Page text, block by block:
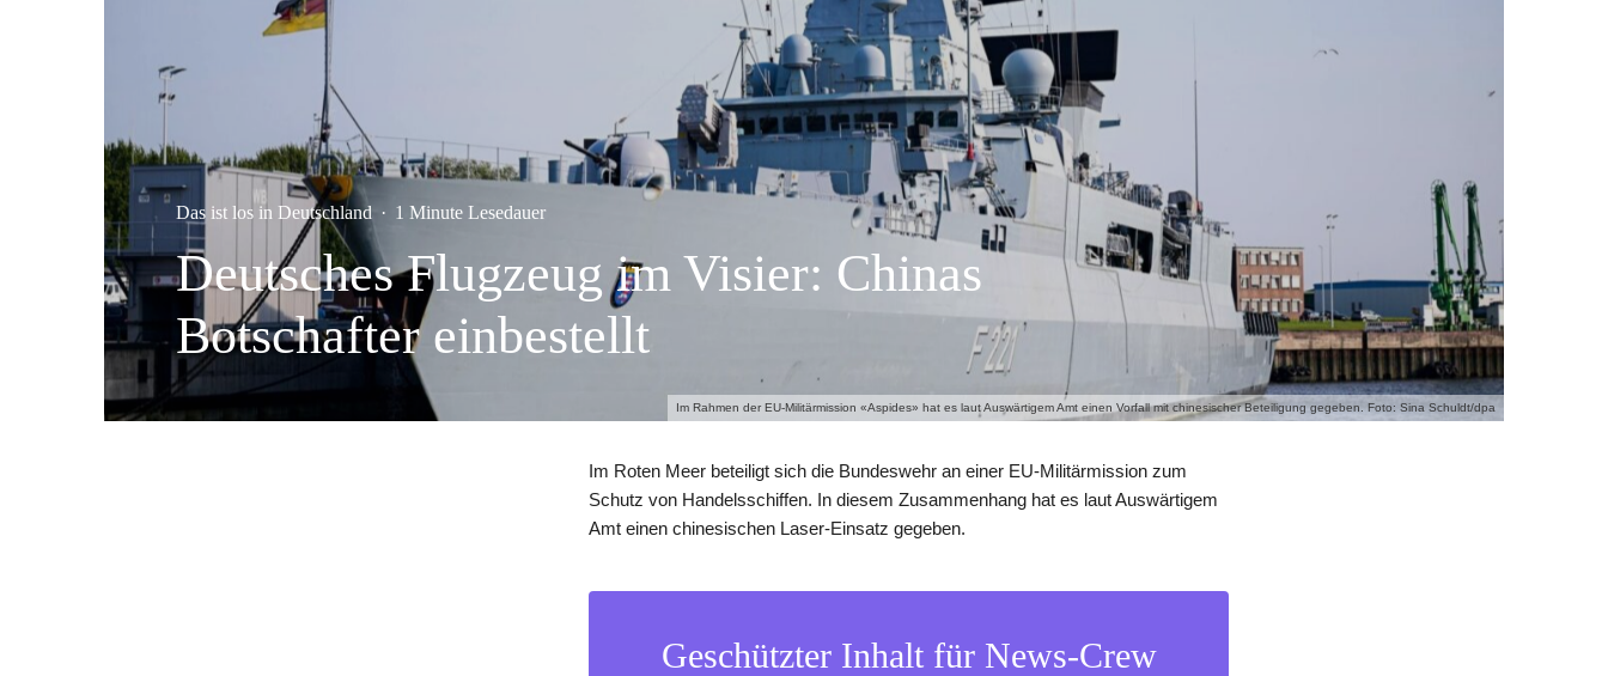
Im Rahmen der EU-Militärmission «Aspides» hat es laut Auswärtigem Amt einen Vorfall mit chinesischer Beteiligung gegeben. Foto: Sina Schuldt/dpa
Das ist los in Deutschland · 1 Minute Lesedauer
Deutsches Flugzeug im Visier: Chinas
Botschafter einbestellt
Im Roten Meer beteiligt sich die Bundeswehr an einer EU-Militärmission zum
Schutz von Handelsschiffen. In diesem Zusammenhang hat es laut Auswärtigem
Amt einen chinesischen Laser-Einsatz gegeben.
Geschützter Inhalt für News-Crew